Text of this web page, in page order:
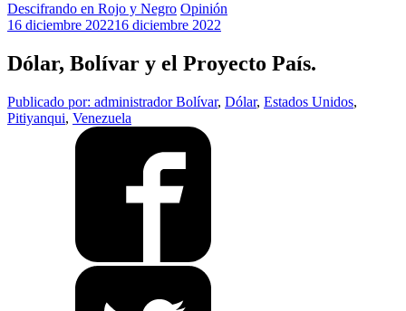
Descifrando en Rojo y Negro Opinión
16 diciembre 202216 diciembre 2022
Dólar, Bolívar y el Proyecto País.
Publicado por: administradorBolívar, Dólar, Estados Unidos,
Pitiyanqui, Venezuela